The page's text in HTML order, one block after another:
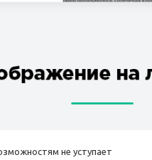
не уступает